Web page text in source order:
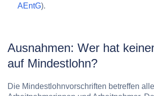
AEntG).
Ausnahmen: Wer hat
auf Mindestlohn?
Die Mindestlohnvorschriften betreffen alle